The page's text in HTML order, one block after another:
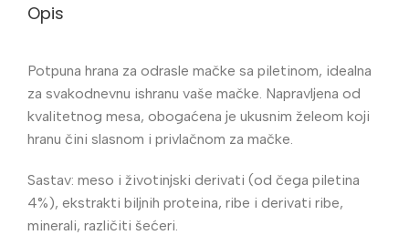
Opis
Potpuna hrana za odrasle mačke sa piletinom, idealna
za svakodnevnu ishranu vaše mačke. Napravljena od
kvalitetnog mesa, obogaćena je ukusnim želeom koji
hranu čini slasnom i privlačnom za mačke.
Sastav: meso i životinjski derivati (od čega piletina
4%), ekstrakti biljnih proteina, ribe i derivati ribe,
minerali, različiti šećeri.